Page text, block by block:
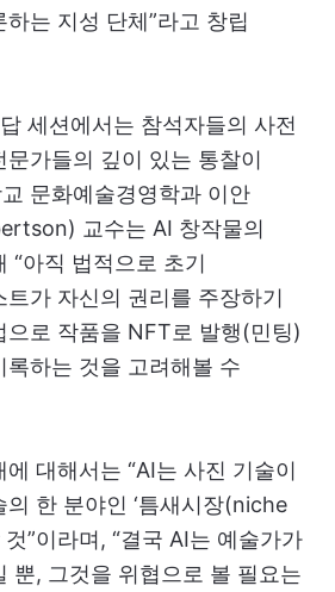
는 지성 단체”라고 창립
세션에서는 참석자들의 사전
가들의 깊이 있는 통찰이
문화예술경영학과 이안
교수는 AI 창작물의
“아직 법적으로 초기
트가 자신의 권리를 주장하기
으로 작품을 NFT로 발행(민팅)
하는 것을 고려해볼 수
대해서는 “AI는 사진 기술이
의 한 분야인 ‘틈새시장(niche
”이라며, “결국 AI는 예술가가
뿐, 그것을 위협으로 볼 필요는